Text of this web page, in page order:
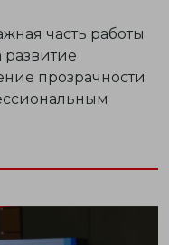
часть работы
прозрачности